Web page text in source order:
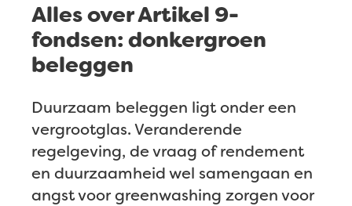
Alles over Artikel 9-
fondsen: donkergroen
beleggen
Duurzaam beleggen ligt onder een
vergrootglas. Veranderende
regelgeving, de vraag of rendement
en duurzaamheid wel samengaan en
angst voor greenwashing zorgen voor